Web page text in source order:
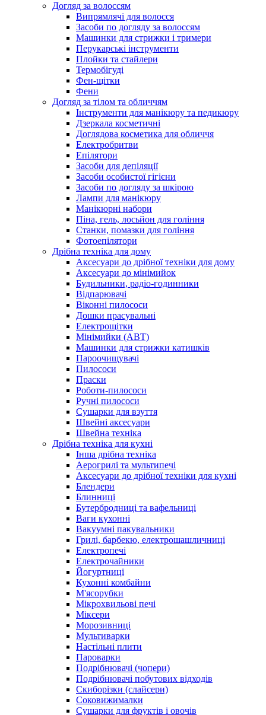
Догляд за волоссям
Випрямлячі для волосся
Засоби по догляду за волоссям
Машинки для стрижки і тримери
Перукарські інструменти
Плойки та стайлери
Термобігуді
Фен-щітки
Фени
Догляд за тілом та обличчям
Інструменти для манікюру та педикюру
Дзеркала косметичні
Доглядова косметика для обличчя
Електробритви
Епілятори
Засоби для депіляції
Засоби особистої гігієни
Засоби по догляду за шкірою
Лампи для манікюру
Манікюрні набори
Піна, гель, лосьйон для гоління
Станки, помазки для гоління
Фотоепілятори
Дрібна техніка для дому
Аксесуари до дрібної техніки для дому
Аксесуари до мінімийок
Будильники, радіо-годинники
Відпарювачі
Віконні пилососи
Дошки прасувальні
Електрощітки
Мінімийки (АВТ)
Машинки для стрижки катишків
Пароочищувачі
Пилососи
Праски
Роботи-пилососи
Ручні пилососи
Сушарки для взуття
Швейні аксесуари
Швейна техніка
Дрібна техніка для кухні
Інша дрібна техніка
Аерогрилі та мультипечі
Аксесуари до дрібної техніки для кухні
Блендери
Блинниці
Бутербродниці та вафельниці
Ваги кухонні
Вакуумні пакувальники
Грилі, барбекю, електрошашличниці
Електропечі
Електрочайники
Йогуртниці
Кухонні комбайни
М'ясорубки
Мікрохвильові печі
Міксери
Морозивниці
Мультиварки
Настільні плити
Пароварки
Подрібнювачі (чопери)
Подрібнювачі побутових відходів
Скиборізки (слайсери)
Соковижималки
Сушарки для фруктів і овочів